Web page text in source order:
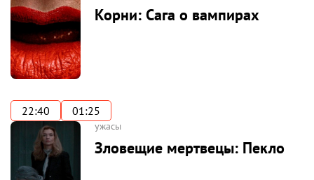
Корни: Сага о вампирах
22:40 01:25
ужасы
Зловещие мертвецы: Пекло